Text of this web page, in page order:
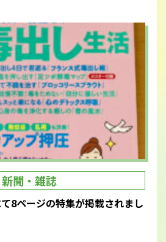
新聞・雑誌
8ページの特集が掲載されまし